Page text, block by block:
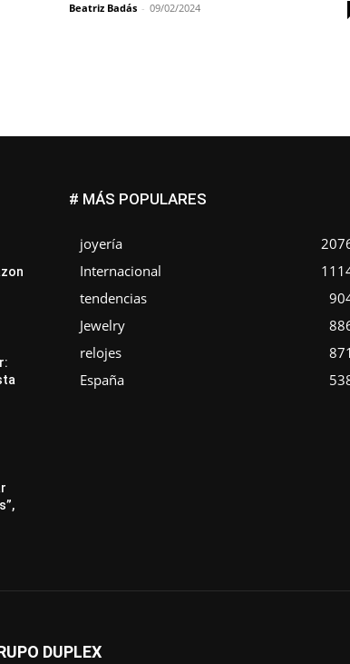
Beatriz Badás - 09/02/2024
# MÁS POPULARES
joyería
Internacional
tendencias
Jewelry
relojes
871
España
DUPLEX